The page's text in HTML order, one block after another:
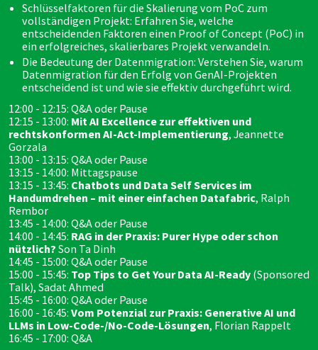
Schlüsselfaktoren für die Skalierung vom PoC zum
vollständigen Projekt: Erfahren Sie, welche
entscheidenden Faktoren einen Proof of Concept (PoC) in
ein erfolgreiches, skalierbares Projekt verwandeln.
Die Bedeutung der Datenmigration: Verstehen Sie, warum
Datenmigration für den Erfolg von GenAI-Projekten
entscheidend ist und wie sie effektiv durchgeführt wird.
12:00 - 12:15: Q&A oder Pause
12:15 - 13:00: Mit AI Excellence zur effektiven und
rechtskonformen AI-Act-Implementierung, Jeannette
Gorzala
13:00 - 13:15: Q&A oder Pause
13:15 - 14:00: Mittagspause
13:15 - 13:45: Chatbots und Data Self Services im
Handumdrehen – mit einer einfachen Datafabric, Ralph
Rembor
13:45 - 14:00: Q&A oder Pause
14:00 - 14:45: RAG in der Praxis: Purer Hype oder schon
nützlich? Son Ta Dinh
14:45 - 15:00: Q&A oder Pause
15:00 - 15:45: Top Tips to Get Your Data AI-Ready (Sponsored
Talk), Sadat Ahmed
15:45 - 16:00: Q&A oder Pause
16:00 - 16:45: Vom Potenzial zur Praxis: Generative AI und
LLMs in Low-Code-/No-Code-Lösungen, Florian Rappelt
16:45 - 17:00: Q&A